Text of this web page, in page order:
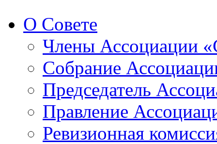
О Совете
Члены Ассоциации
Собрание
Председатель
Правление
Ревизионная